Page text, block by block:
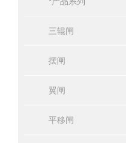
三辊闸
摆闸
翼闸
平移闸